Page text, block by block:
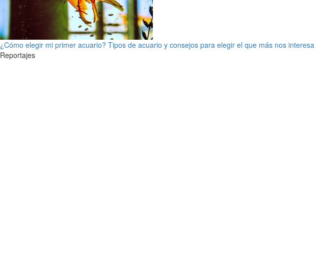
¿Cómo elegir mi primer acuario? Tipos de acuario y consejos para elegir el que más nos interesa
Reportajes